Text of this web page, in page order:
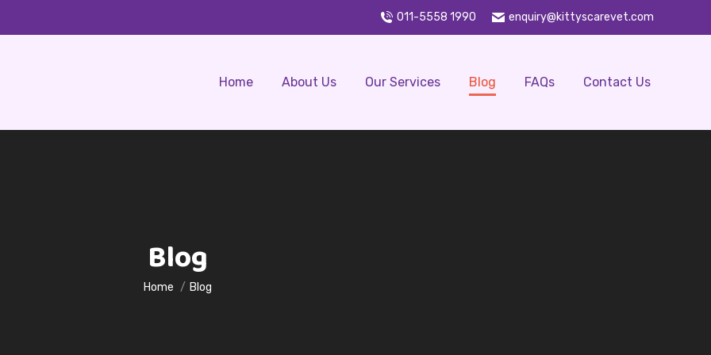
011-5558 1990 enquiry@kittyscarevet.com
Home About Us Our Services Blog FAQs Contact Us
Blog
You are here:
Home Blog